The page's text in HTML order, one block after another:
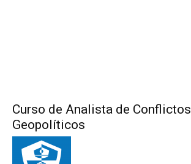
Curso de Analista de Conflictos
Geopolíticos